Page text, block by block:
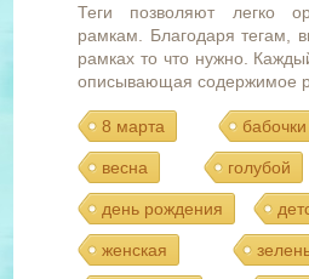
Теги позволяют легко
рамкам. Благодаря тегам,
рамках то что нужно.
описывающая содержимое
8 марта бабочки
весна голубой
день рождения
женская